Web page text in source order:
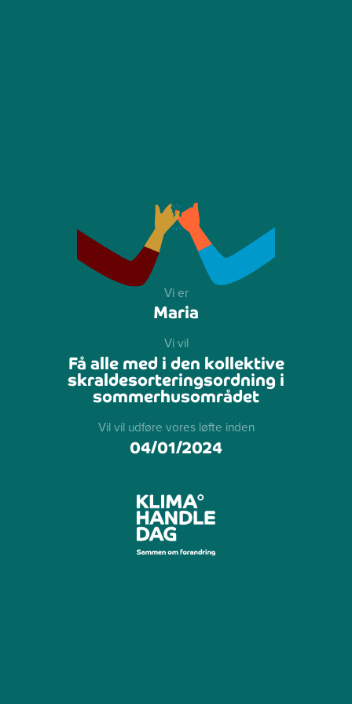
Vi er
Maria
Vi vil
Få alle med i den kollektive
skraldesorteringsordning i
sommerhusområdet
Vil vil udføre vores løfte inden
04/01/2024